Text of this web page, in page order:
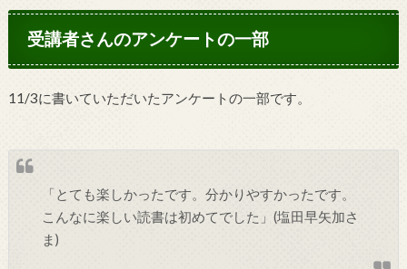
受講者さんのアンケートの一部
11/3に書いていただいたアンケートの一部です。
「とても楽しかったです。分かりやすかったです。
こんなに楽しい読書は初めてでした」(塩田早矢加さ
ま)